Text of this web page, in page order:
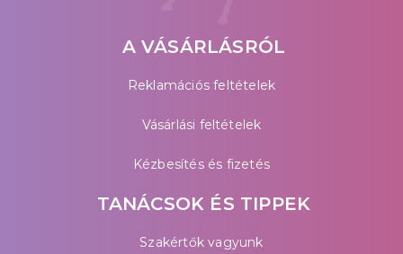
A VÁSÁRLÁSRÓL
Reklamációs feltételek
Vásárlási feltételek
Kézbesítés és fizetés
TANÁCSOK ÉS TIPPEK
Szakértők vagyunk